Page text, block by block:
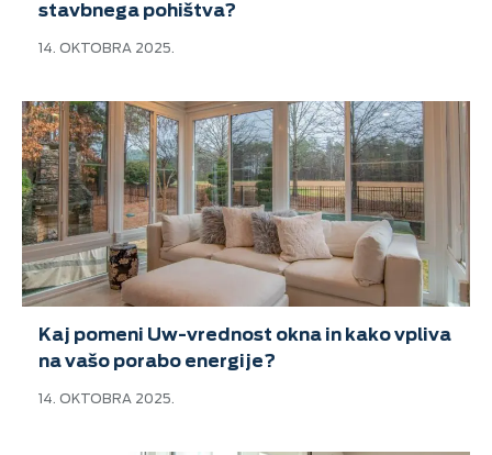
stavbnega pohištva?
14. OKTOBRA 2025.
Kaj pomeni Uw-vrednost okna in kako vpliva
na vašo porabo energije?
14. OKTOBRA 2025.